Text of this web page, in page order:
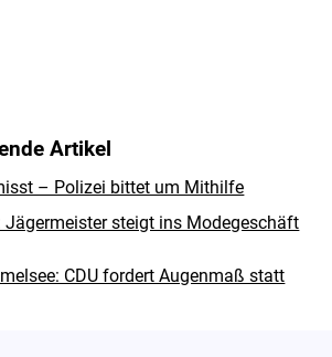
Artikel
– Polizei bittet um Mithilfe
Jägermeister steigt ins Modegeschäft
CDU fordert Augenmaß statt